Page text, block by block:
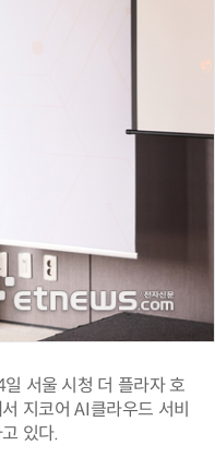
서울 시청 더 플라자 호
지코어 AI클라우드 서비
있다.